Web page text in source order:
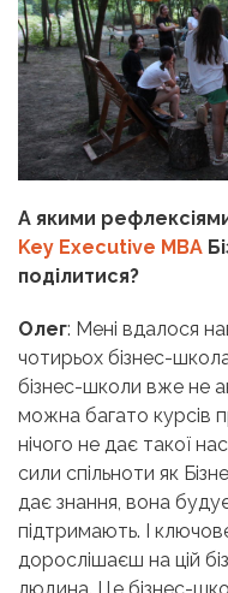
А якими
Key Executive MBA
поділитися?
Олег: Мені вдалося
чотирьох бізнес-
бізнес-школи вже не
можна багато курсів
нічого не дає такої
сили спільноти як
дає знання, вона
підтримають. І
дорослішаєш на цій